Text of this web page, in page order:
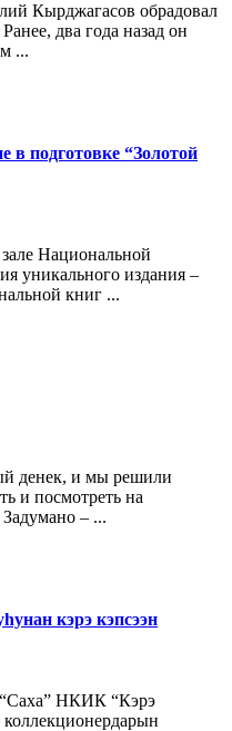
Кырджагасов обрадовал
два года назад он
...
в подготовке “Золотой
Национальной
уникального издания –
книг ...
денек, и мы решили
и посмотреть на
– ...
кэрэ кэпсээн
“Саха” НКИК “Кэрэ